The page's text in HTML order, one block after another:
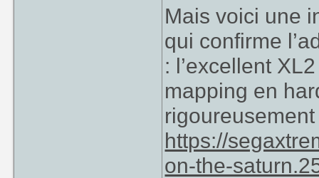
Mais voici une
qui confirme
: l’excellent
mapping en
https://
on-the-